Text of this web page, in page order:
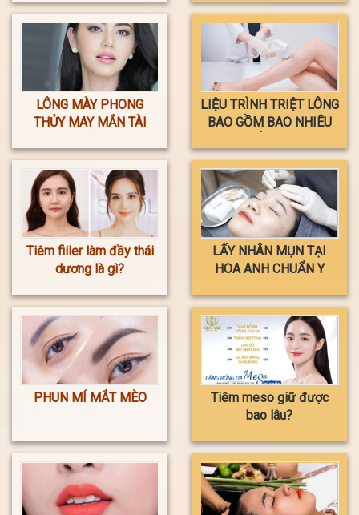
LÔNG MÀY PHONG
THỦY MAY MẮN TÀI
LIỆU TRÌNH TRIỆT LÔNG
BAO GỒM BAO NHIÊU
Tiêm fiiler làm đầy thái
dương là gì?
LẤY NHÂN MỤN TẠI
HOA ANH CHUẨN Y
PHUN MÍ MẮT MÈO
Tiêm meso giữ được
bao lâu?